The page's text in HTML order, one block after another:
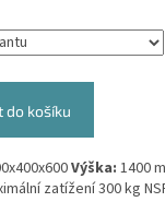
do košíku
Výška: 1400
zatížení 300 kg